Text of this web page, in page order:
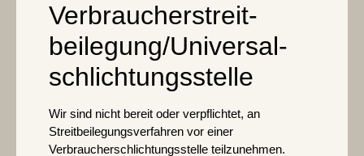
Verbraucher­streit­
beilegung/Universal­
schlichtungs­stelle
Wir sind nicht bereit oder verpflichtet, an
Streitbeilegungsverfahren vor einer
Verbraucherschlichtungsstelle teilzunehmen.